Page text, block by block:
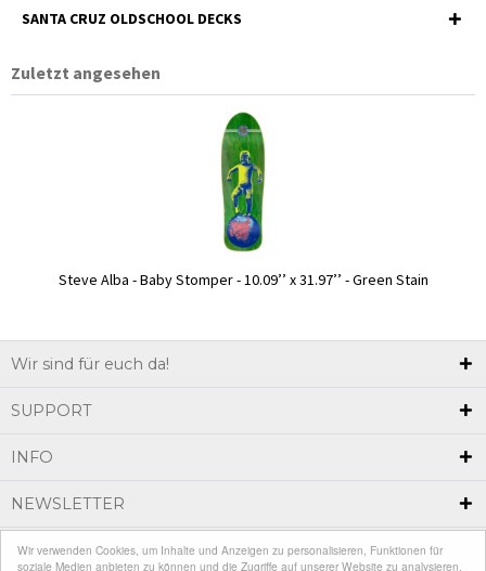
Wir verwenden Cookies, um Inhalte und Anzeigen zu personalisieren, Funktionen für
soziale Medien anbieten zu können und die Zugriffe auf unserer Website zu analysieren.
SANTA CRUZ OLDSCHOOL DECKS
Zuletzt angesehen
Steve Alba - Baby Stomper - 10.09’’ x 31.97’’ - Green Stain
Wir sind für euch da!
SUPPORT
INFO
NEWSLETTER
* Alle Preise inkl. gesetzl. Mehrwertsteuer zzgl.Versandkostenund ggf.